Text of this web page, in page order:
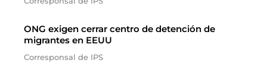
ONG exigen cerrar centro de detención de
migrantes en EEUU
Corresponsal de IPS